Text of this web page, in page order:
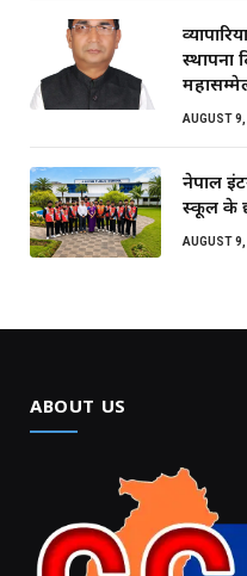
स्थापना
AUGUST
नेपाल
स्कूल के
AUGUST
ABOUT US